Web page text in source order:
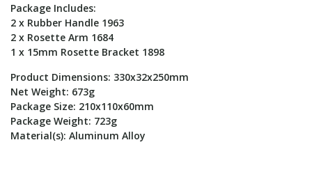
Package Includes:
2 x Rubber Handle 1963
2 x Rosette Arm 1684
1 x 15mm Rosette Bracket 1898
Product Dimensions: 330x32x250mm
Net Weight: 673g
Package Size: 210x110x60mm
Package Weight: 723g
Material(s): Aluminum Alloy